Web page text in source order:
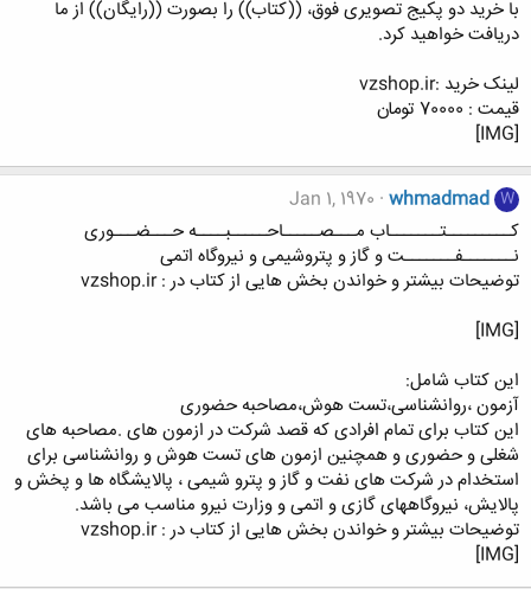
با خرید دو پکیج تصویری فوق، ((کتاب)) را بصورت ((رایگان)) از ما
دریافت خواهید کرد.
لینک خرید :vzshop.ir
قیمت : 70000 تومان
[IMG]
W
whmadmad
Jan 1, 1970
کـــــــــتـــــــاب مـــصـــــاحـــــبــــه حـــضـــوری
نـــــــفـــــــت و گاز و پتروشیمی و نیروگاه اتمی
توضیحات بیشتر و خواندن بخش هایی از کتاب در : vzshop.ir
[IMG]
این کتاب شامل:
آزمون ،روانشناسی،تست هوش،مصاحبه حضوری
این کتاب برای تمام افرادی که قصد شرکت در ازمون های .مصاحبه های
شغلی و حضوری و همچنین ازمون های تست هوش و روانشناسی برای
استخدام در شرکت های نفت و گاز و پترو شیمی ، پالایشگاه ها و پخش و
پالایش، نیروگاههای گازی و اتمی و وزارت نیرو مناسب می باشد.
توضیحات بیشتر و خواندن بخش هایی از کتاب در : vzshop.ir
[IMG]